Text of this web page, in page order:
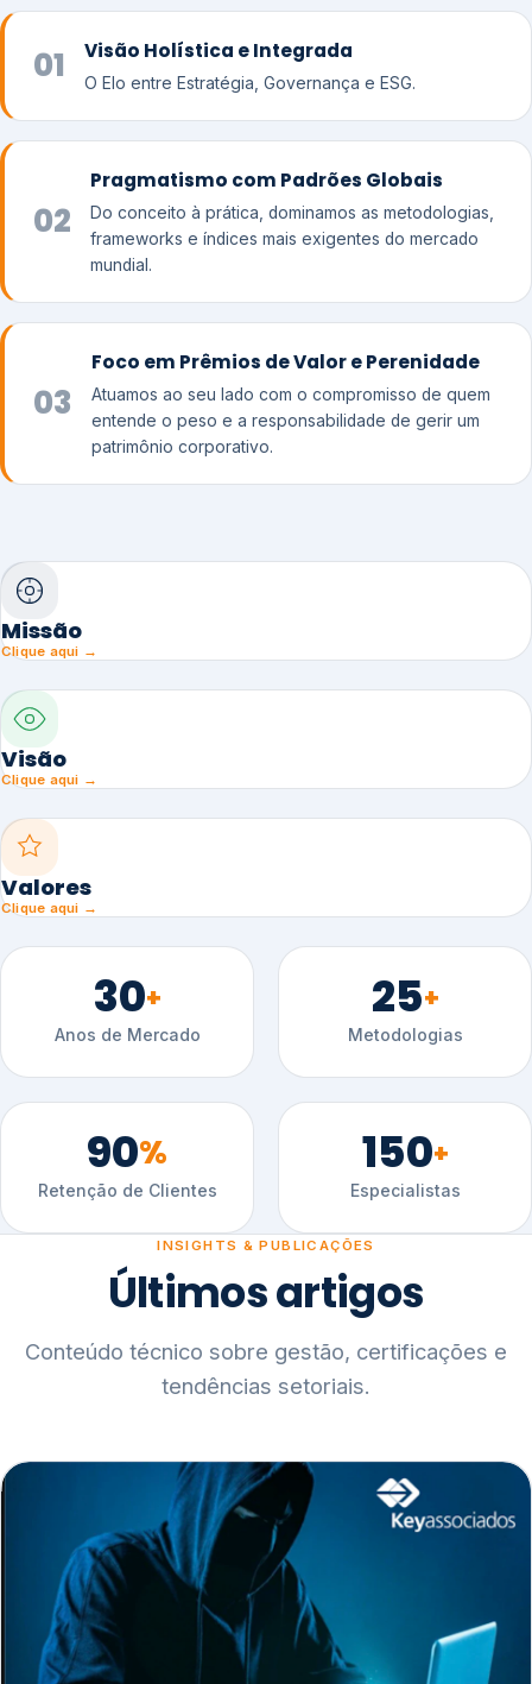
01 Visão Holística e Integrada
O Elo entre Estratégia, Governança e ESG.
02
Pragmatismo com Padrões Globais
Do conceito à prática, dominamos as metodologias,
frameworks e índices mais exigentes do mercado
mundial.
03
Foco em Prêmios de Valor e Perenidade
Atuamos ao seu lado com o compromisso de quem
entende o peso e a responsabilidade de gerir um
patrimônio corporativo.
Missão
Clique aqui →
Visão
Clique aqui →
Valores
Clique aqui →
30+
Anos de Mercado
25+
Metodologias
90%
Retenção de Clientes
150+
Especialistas
INSIGHTS & PUBLICAÇÕES
Últimos artigos
Conteúdo técnico sobre gestão, certificações e
tendências setoriais.